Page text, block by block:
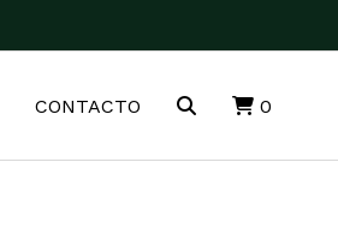
CONTACTO 0